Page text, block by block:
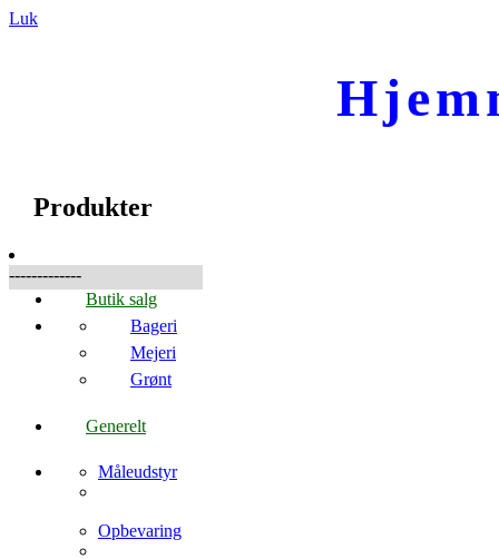
Luk
Produkter
-------------
Butik salg
Bageri
Mejeri
Grønt
Generelt
Måleudstyr
Opbevaring